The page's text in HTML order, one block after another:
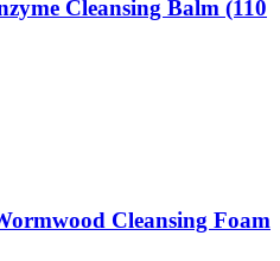
Cleansing Balm (110
Cleansing Foam